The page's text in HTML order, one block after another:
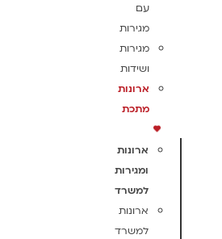
עם
מגירות
מגירות
ושידות
ארונות
מתכת
ארונות
ומגירות
למשרד
ארונות
למשרד